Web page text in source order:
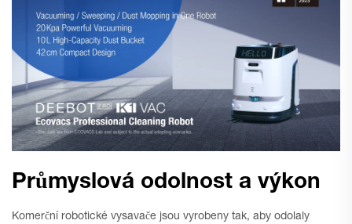
Průmyslová odolnost a výkon
Komerční robotické vysavače jsou vyrobeny tak, aby odolaly